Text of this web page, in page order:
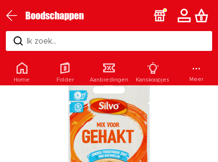
Boodschappen
Ik zoek...
Home Folder Aanbiedingen Kanskoopjes Meer